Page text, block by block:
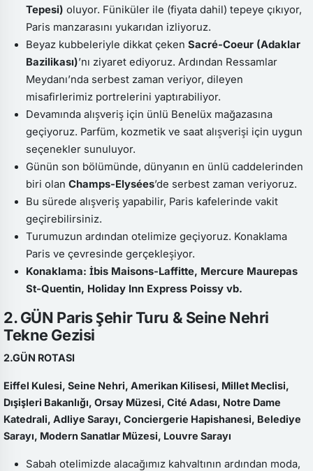
Tepesi) oluyor. Füniküler ile (fiyata dahil) tepeye çıkıyor,
Paris manzarasını yukarıdan izliyoruz.
Beyaz kubbeleriyle dikkat çeken Sacré-Coeur (Adaklar
Bazilikası)’nı ziyaret ediyoruz. Ardından Ressamlar
Meydanı’nda serbest zaman veriyor, dileyen
misafirlerimiz portrelerini yaptırabiliyor.
Devamında alışveriş için ünlü Benelüx mağazasına
geçiyoruz. Parfüm, kozmetik ve saat alışverişi için uygun
seçenekler sunuluyor.
Günün son bölümünde, dünyanın en ünlü caddelerinden
biri olan Champs-Elysées’de serbest zaman veriyoruz.
Bu sürede alışveriş yapabilir, Paris kafelerinde vakit
geçirebilirsiniz.
Turumuzun ardından otelimize geçiyoruz. Konaklama
Paris ve çevresinde gerçekleşiyor.
Konaklama: İbis Maisons-Laffitte, Mercure Maurepas
St-Quentin, Holiday Inn Express Poissy vb.
2. GÜN Paris Şehir Turu & Seine Nehri
Tekne Gezisi
2.GÜN ROTASI
Eiffel Kulesi, Seine Nehri, Amerikan Kilisesi, Millet Meclisi,
Dışişleri Bakanlığı, Orsay Müzesi, Cité Adası, Notre Dame
Katedrali, Adliye Sarayı, Conciergerie Hapishanesi, Belediye
Sarayı, Modern Sanatlar Müzesi, Louvre Sarayı
Sabah otelimizde alacağımız kahvaltının ardından moda,